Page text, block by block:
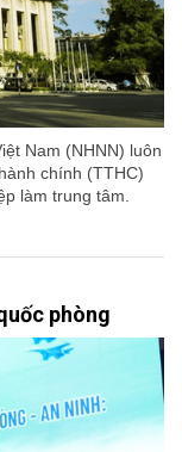
Nam (NHNN) luôn
chính (TTHC)
làm trung tâm.
phòng